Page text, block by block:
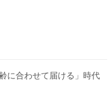
に合わせて届ける」時代